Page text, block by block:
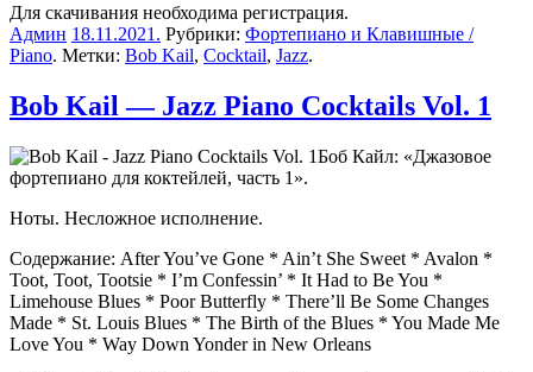
Для скачивания необходима регистрация.
Админ 18.11.2021 . Рубрики: Фортепиано и Клавишные /
Piano. Метки: Bob Kail, Cocktail, Jazz.
Bob Kail — Jazz Piano Cocktails Vol. 1
Боб Кайл: «Джазовое
фортепиано для коктейлей, часть 1».
Ноты. Несложное исполнение.
Содержание: After You’ve Gone * Ain’t She Sweet * Avalon *
Toot, Toot, Tootsie * I’m Confessin’ * It Had to Be You *
Limehouse Blues * Poor Butterfly * There’ll Be Some Changes
Made * St. Louis Blues * The Birth of the Blues * You Made Me
Love You * Way Down Yonder in New Orleans